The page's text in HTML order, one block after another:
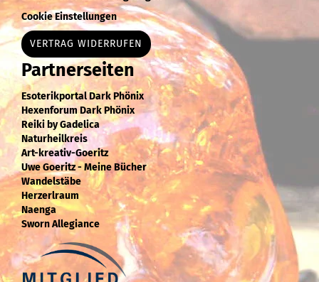
Cookie Einstellungen
VERTRAG WIDERRUFEN
Partnerseiten
Esoterikportal Dark Phönix
Hexenforum Dark Phönix
Reiki by Gadelica
Naturheilkreis
Art-kreativ-Goeritz
Uwe Goeritz - Meine Bücher
Wandelstäbe
Herzerlraum
Naenga
Sworn Allegiance